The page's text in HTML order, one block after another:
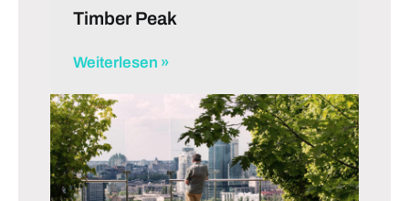
Timber Peak
Weiterlesen »